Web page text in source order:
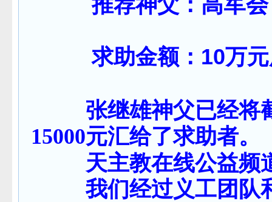
求助金额：10万元
张继雄神父已经将
15000元汇给了求助者。
天主教在线公益频
我们经过义工团队和